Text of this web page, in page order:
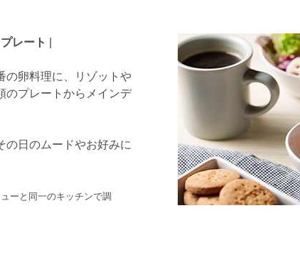
レート |
の卵料理に、リゾットや
のプレートからメインデ
の日のムードやお好みに
ーと同一のキッチンで調